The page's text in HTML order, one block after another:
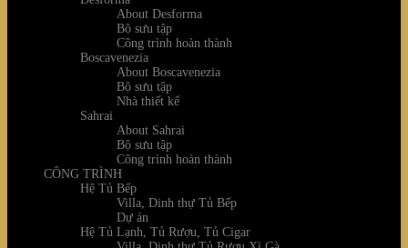
About Desforma
Bộ sưu tập
Công trình hoàn thành
Boscavenezia
About Boscavenezia
Bộ sưu tập
Nhà thiết kế
Sahrai
About Sahrai
Bộ sưu tập
Công trình hoàn thành
CÔNG TRÌNH
Hệ Tủ Bếp
Villa, Dinh thự Tủ Bếp
Dự án
Hệ Tủ Lạnh, Tủ Rượu, Tủ Cigar